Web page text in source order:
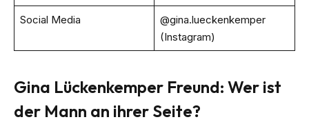
Social Media
@gina.lueckenkemper
(Instagram)
Gina Lückenkemper Freund: Wer ist
der Mann an ihrer Seite?